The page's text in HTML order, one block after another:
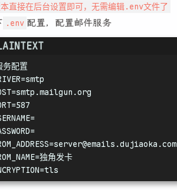
直接在后台设置即可，无需编辑.env文件了
.env 配置，配置邮件服务
配置
独角发卡